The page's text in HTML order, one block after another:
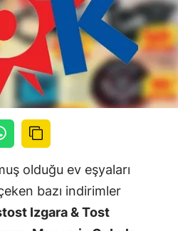
olduğu ev eşyaları
bazı indirimler
Izgara & Tost